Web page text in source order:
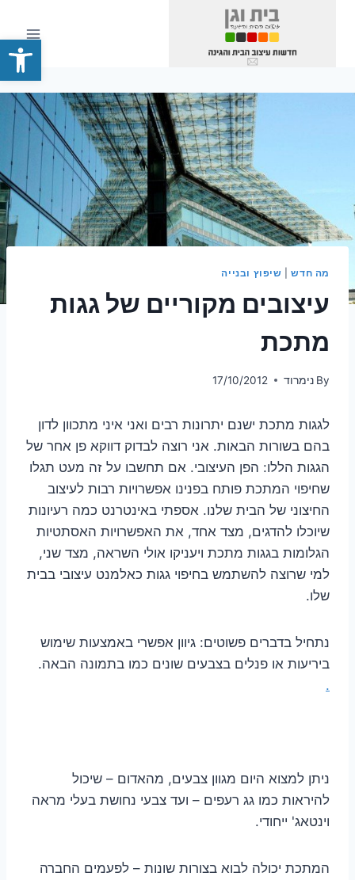
פתח
מה חדש| שיפוץ ובנייה
עיצובים מקוריים של גגות
מתכת
By נימרוד 17/10/2012
לגגות מתכת ישנם יתרונות רבים ואני איני מתכוון לדון
בהם בשורות הבאות. אני רוצה לבדוק דווקא פן אחר של
הגגות הללו: הפן העיצובי. אם תחשבו על זה מעט תגלו
שחיפוי המתכת פותח בפנינו אפשרויות רבות לעיצוב
החיצוני של הבית שלנו. אספתי באינטרנט כמה רעיונות
שיוכלו להדגים, מצד אחד, את האפשרויות האסתטיות
הגלומות בגגות מתכת ויעניקו אולי השראה, מצד שני,
למי שרוצה להשתמש בחיפוי גגות כאלמנט עיצובי בבית
שלו.
נתחיל בדברים פשוטים: גיוון אפשרי באמצעות שימוש
ביריעות או פנלים בצבעים שונים כמו בתמונה הבאה.
.
ניתן למצוא היום מגוון צבעים, מהאדום – שיכול
להיראות כמו גג רעפים – ועד צבעי נחושת בעלי מראה
וינטאג' ייחודי.
המתכת יכולה לבוא בצורות שונות – לפעמים החברה